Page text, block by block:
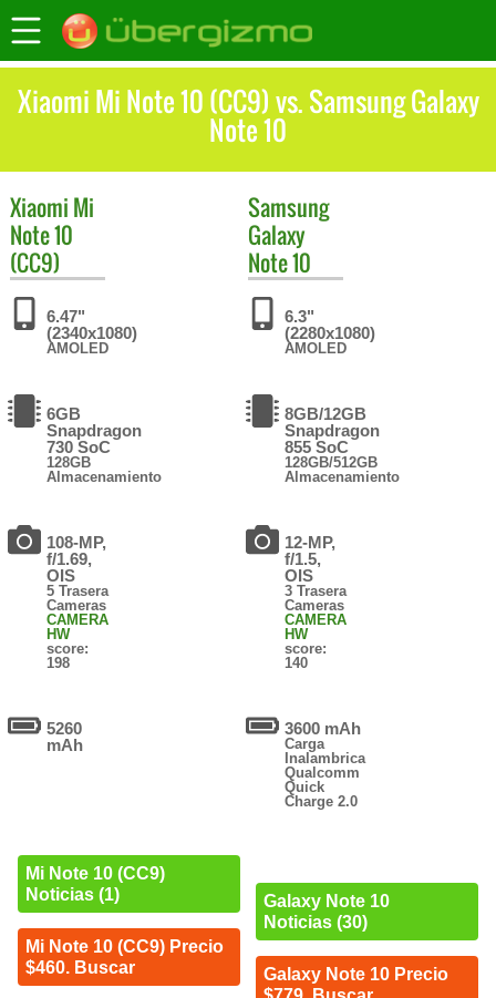
Xiaomi Mi Note 10 (CC9) vs. Samsung Galaxy
Note 10
Xiaomi Mi
Note 10
(CC9)
6.47"
(2340x1080)
AMOLED
6GB
Snapdragon
730 SoC
128GB
Almacenamiento
108-MP,
f/1.69,
OIS
5 Trasera
Cameras
CAMERA
HW
score:
198
5260
mAh
Mi Note 10 (CC9)
Noticias (1)
Mi Note 10 (CC9) Precio
$460. Buscar
Samsung
Galaxy
Note 10
6.3"
(2280x1080)
AMOLED
8GB/12GB
Snapdragon
855 SoC
128GB/512GB
Almacenamiento
12-MP,
f/1.5,
OIS
3 Trasera
Cameras
CAMERA
HW
score:
140
3600 mAh
Carga
Inalambrica
Qualcomm
Quick
Charge 2.0
Galaxy Note 10
Noticias (30)
Galaxy Note 10 Precio